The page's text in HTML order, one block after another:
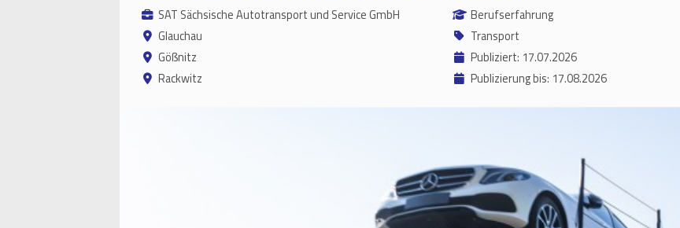
SAT Sächsische Autotransport und Service GmbH
Glauchau
Gößnitz
Rackwitz
Berufserfahrung
Transport
Publiziert: 17.07.2026
Publizierung bis: 17.08.2026